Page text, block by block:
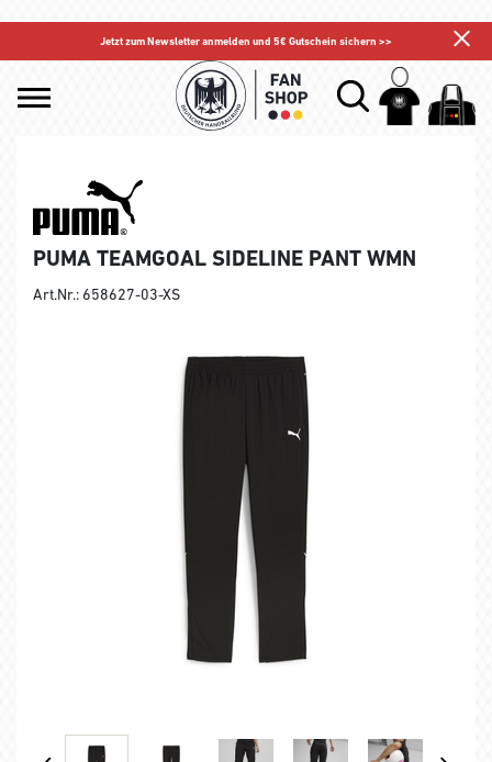
Jetzt zum Newsletter anmelden und 5€ Gutschein sichern >>
PUMA TEAMGOAL SIDELINE PANT WMN
Art.Nr.: 658627-03-XS